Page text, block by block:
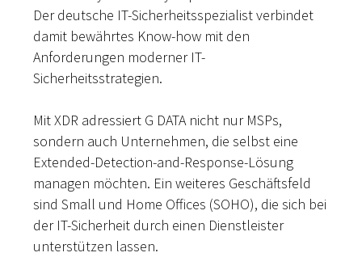
Der deutsche IT-Sicherheitsspezialist verbindet
damit bewährtes Know-how mit den
Anforderungen moderner IT-
Sicherheitsstrategien.
Mit XDR adressiert G DATA nicht nur MSPs,
sondern auch Unternehmen, die selbst eine
Extended-Detection-and-Response-Lösung
managen möchten. Ein weiteres Geschäftsfeld
sind Small und Home Offices (SOHO), die sich bei
der IT-Sicherheit durch einen Dienstleister
unterstützen lassen.